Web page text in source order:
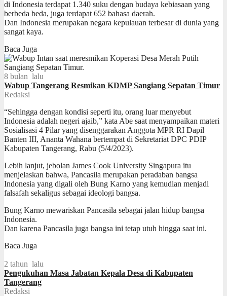
di Indonesia terdapat 1.340 suku dengan budaya kebiasaan yang
berbeda beda, juga terdapat 652 bahasa daerah.
Dan Indonesia merupakan negara kepulauan terbesar di dunia yang
sangat kaya.
Baca Juga
8 bulan lalu
Wabup Tangerang Resmikan KDMP Sangiang Sepatan Timur
Redaksi
“Sehingga dengan kondisi seperti itu, orang luar menyebut
Indonesia adalah negeri ajaib,” kata Abe saat menyampaikan materi
Sosialisasi 4 Pilar yang disenggarakan Anggota MPR RI Dapil
Banten III, Ananta Wahana bertempat di Sekretariat DPC PDIP
Kabupaten Tangerang, Rabu (5/4/2023).
Lebih lanjut, jebolan James Cook University Singapura itu
menjelaskan bahwa, Pancasila merupakan peradaban bangsa
Indonesia yang digali oleh Bung Karno yang kemudian menjadi
falsafah sekaligus sebagai ideologi bangsa.
Bung Karno mewariskan Pancasila sebagai jalan hidup bangsa
Indonesia.
Dan karena Pancasila juga bangsa ini tetap utuh hingga saat ini.
Baca Juga
2 tahun lalu
Pengukuhan Masa Jabatan Kepala Desa di Kabupaten
Tangerang
Redaksi